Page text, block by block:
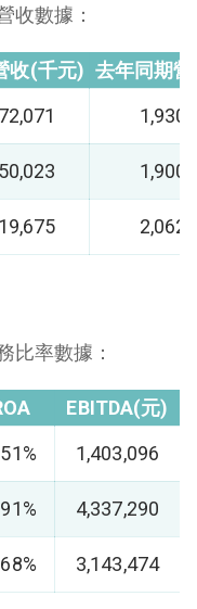
收數據：
收(千元) 去年同期
比率數據：
EBITDA(元)
1,403,096
4,337,290
3,143,474